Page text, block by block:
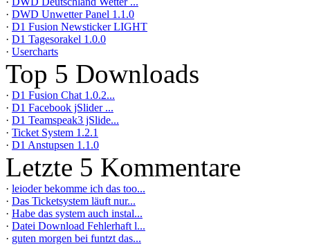
· DWD Unwetter Panel 1.1.0
· D1 Fusion Newsticker LIGHT
· D1 Tagesorakel 1.0.0
· Usercharts
Top 5 Downloads
· D1 Fusion Chat 1.0.2...
· D1 Facebook jSlider ...
· D1 Teamspeak3 jSlide...
· Ticket System 1.2.1
· D1 Anstupsen 1.1.0
Letzte 5 Kommentare
· leioder bekomme ich das too...
· Das Ticketsystem läuft nur...
· Habe das system auch instal...
· Datei Download Fehlerhaft l...
· guten morgen bei funtzt das...